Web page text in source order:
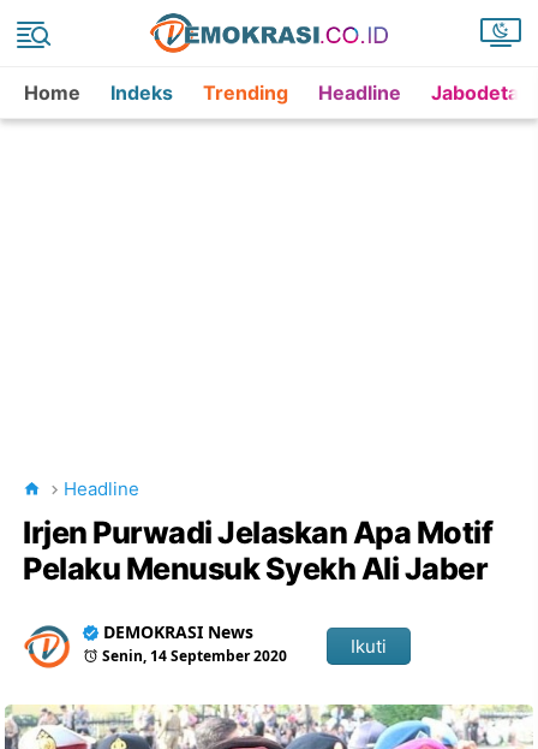
Home Indeks Trending Headline
Headline
Irjen Purwadi Jelaskan Apa Motif
Pelaku Menusuk Syekh Ali Jaber
DEMOKRASI News
Senin, 14 September 2020 Ikuti